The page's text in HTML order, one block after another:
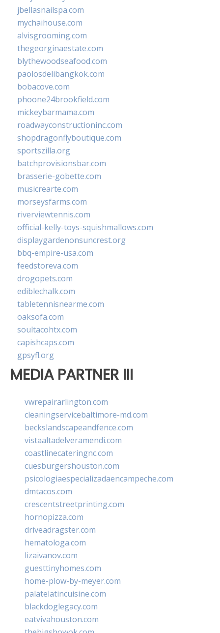
jbellasnailspa.com
mychaihouse.com
alvisgrooming.com
thegeorginaestate.com
blythewoodseafood.com
paolosdelibangkok.com
bobacove.com
phoone24brookfield.com
mickeybarmama.com
roadwayconstructioninc.com
shopdragonflyboutique.com
sportszilla.org
batchprovisionsbar.com
brasserie-gobette.com
musicrearte.com
morseysfarms.com
riverviewtennis.com
official-kelly-toys-squishmallows.com
displaygardenonsuncrest.org
bbq-empire-usa.com
feedstoreva.com
drogopets.com
ediblechalk.com
tabletennisnearme.com
oaksofa.com
soultacohtx.com
capishcaps.com
gpsyfl.org
MEDIA PARTNER III
vwrepairarlington.com
cleaningservicebaltimore-md.com
beckslandscapeandfence.com
vistaaltadelveramendi.com
coastlinecateringnc.com
cuesburgershouston.com
psicologiaespecializadaencampeche.com
dmtacos.com
crescentstreetprinting.com
hornopizza.com
driveadragster.com
hematologa.com
lizaivanov.com
guesttinyhomes.com
home-plow-by-meyer.com
palatelatincuisine.com
blackdoglegacy.com
eatvivahouston.com